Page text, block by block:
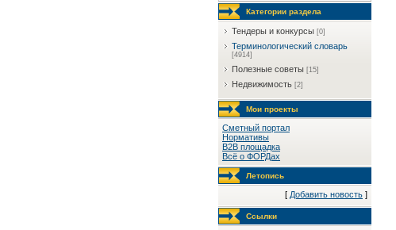
Категории раздела
Тендеры и конкурсы [0]
Терминологический словарь
[4914]
Полезные советы [15]
Недвижимость [2]
Мои проекты
Сметный портал
Нормативы
B2B площадка
Всё о ФОРДах
Летопись
[ Добавить новость ]
Ссылки